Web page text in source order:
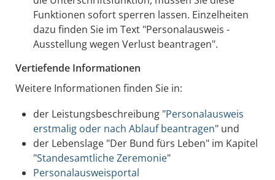
Funktionen sofort sperren lassen. Einzelheiten
dazu finden Sie im Text "Personalausweis -
Ausstellung wegen Verlust beantragen".
Vertiefende Informationen
Weitere Informationen finden Sie in:
der Leistungsbeschreibung "Personalausweis
erstmalig oder nach Ablauf beantragen" und
der Lebenslage "Der Bund fürs Leben" im Kapitel
"Standesamtliche Zeremonie"
Personalausweisportal